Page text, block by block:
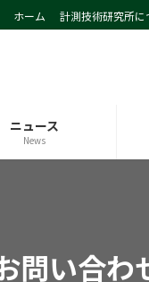
ホーム 計測技術研究所に
ニュース
News
問い合わ